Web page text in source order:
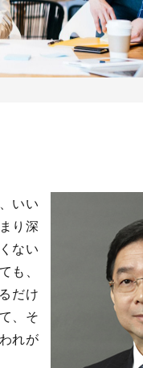
いい
り深
ない
、
だけ
、そ
れが